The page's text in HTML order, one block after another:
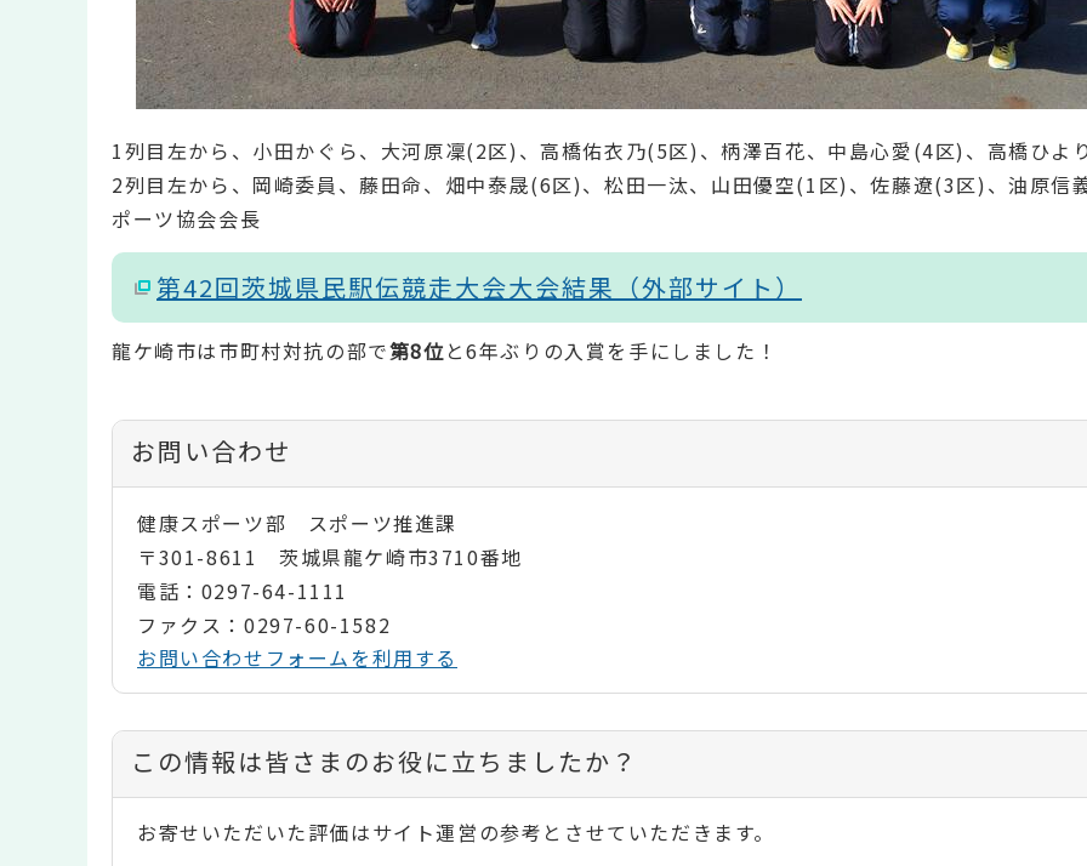
1列目左から、小田かぐら、大河原凜(2区)、高橋佑衣乃(5区)、柄澤百花、中島心愛(4区)、高橋ひよ
2列目左から、岡崎委員、藤田命、畑中泰晟(6区)、松田一汰、山田優空(1区)、佐藤遼(3区)、油原信
ポーツ協会会長
第42回茨城県民駅伝競走大会大会結果（外部サイト）
龍ケ崎市は市町村対抗の部で第8位 と6年ぶりの入賞を手にしました！
お問い合わせ
健康スポーツ部 スポーツ推進課
〒301-8611 茨城県龍ケ崎市3710番地
電話：0297-64-1111
ファクス：0297-60-1582
お問い合わせフォームを利用する
コ
ン
テ
この情報は皆さまのお役に立ちましたか？
お寄せいただいた評価はサイト運営の参考とさせていただきます。